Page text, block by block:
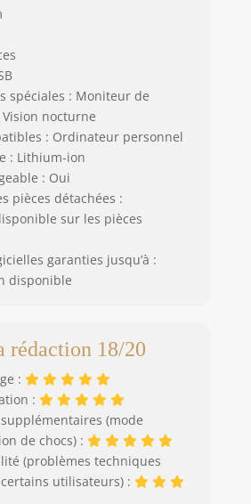
l’enregistrement en
boucle et remplace
automatiquement
les fichiers les plus
anciens, tout en
protégeant les
séquences
l’effacement. Une
carte microSD de 32
Go est incluse pour
caméra accepte
microSD U3 ou
supérieures jusqu’à
128 Go. Formatez la
carte avant la
première utilisation
afin d’assurer des
spéciales : Moniteur de
nocturne
: Ordinateur personnel
: Lithium-ion
: Oui
pièces détachées :
sur les pièces
garanties jusqu’à :
disponible
rédaction 18/20
:
:
(mode
de chocs) :
(problèmes techniques
utilisateurs) :